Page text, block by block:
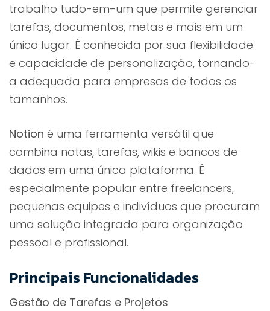
trabalho tudo-em-um que permite gerenciar
tarefas, documentos, metas e mais em um
único lugar. É conhecida por sua flexibilidade
e capacidade de personalização, tornando-
a adequada para empresas de todos os
tamanhos.
Notion é uma ferramenta versátil que
combina notas, tarefas, wikis e bancos de
dados em uma única plataforma. É
especialmente popular entre freelancers,
pequenas equipes e indivíduos que procuram
uma solução integrada para organização
pessoal e profissional.
Principais Funcionalidades
Gestão de Tarefas e Projetos